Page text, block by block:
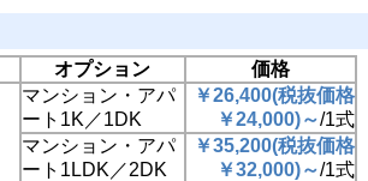
オプション 価格
マンション・アパ
ート1K／1DK
￥26,400(税抜価格
￥24,000)～/1式
マンション・アパ
ート1LDK／2DK
￥35,200(税抜価格
￥32,000)～/1式